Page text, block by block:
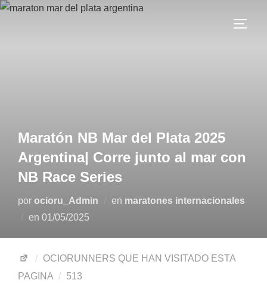
Maratón NB Mar del Plata 2025
Argentina| Corre junto al mar con
NB Race Series
por ocioru_Admin en maratones internacionales
en 01/05/2025
OCIORUNNERS QUE HAN VISITADO ESTA
PAGINA
513